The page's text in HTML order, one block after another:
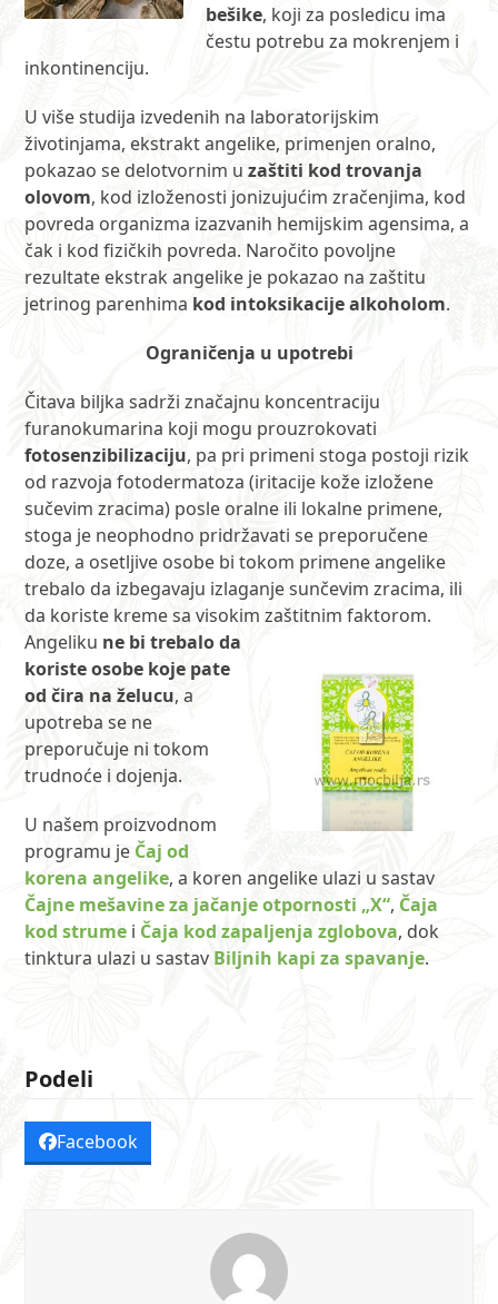
bešike, koji za posledicu ima
čestu potrebu za mokrenjem i
inkontinenciju.
U više studija izvedenih na laboratorijskim
životinjama, ekstrakt angelike, primenjen oralno,
pokazao se delotvornim uzaštiti kod trovanja
olovom, kod izloženosti jonizujućim zračenjima, kod
povreda organizma izazvanih hemijskim agensima, a
čak i kod fizičkih povreda. Naročito povoljne
rezultate ekstrak angelike je pokazao na zaštitu
jetrinog parenhima kod intoksikacije alkoholom.
Ograničenja u upotrebi
Čitava biljka sadrži značajnu koncentraciju
furanokumarina koji mogu prouzrokovati
fotosenzibilizaciju, pa pri primeni stoga postoji rizik
od razvoja fotodermatoza (iritacije kože izložene
sučevim zracima) posle oralne ili lokalne primene,
stoga je neophodno pridržavati se preporučene
doze, a osetljive osobe bi tokom primene angelike
trebalo da izbegavaju izlaganje sunčevim zracima, ili
da koriste kreme sa visokim zaštitnim faktorom.
Angeliku ne bi trebalo da
koriste osobe koje pate
od čira na želucu, a
upotreba se ne
preporučuje ni tokom
trudnoće i dojenja.
U našem proizvodnom
programu je Čaj od
korena angelike, a koren angelike ulazi u sastav
Čajne mešavine za jačanje otpornosti „X“, Čaja
kod strume i Čaja kod zapaljenja zglobova, dok
tinktura ulazi u sastav Biljnih kapi za spavanje.
Podeli
Facebook